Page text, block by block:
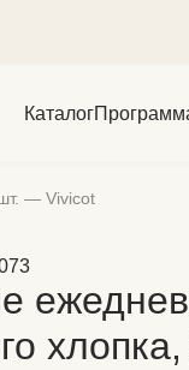
Каталог
— Vivicot